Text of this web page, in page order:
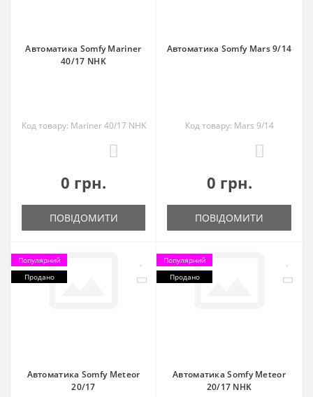
Автоматика Somfy Mariner
40/17 NHK
Код товару: Mariner 40/17 NHK
0 грн.
ПОВІДОМИТИ
Автоматика Somfy Mars 9/14
Код товару: Mars 9/14
0 грн.
ПОВІДОМИТИ
Популярний
Продано
Автоматика Somfy Meteor
20/17
Популярний
Продано
Автоматика Somfy Meteor
20/17 NHK